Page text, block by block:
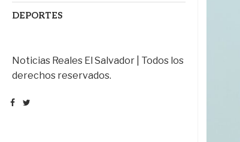
DEPORTES
Noticias Reales El Salvador | Todos los
derechos reservados.